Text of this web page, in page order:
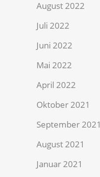
August 2022
Juli 2022
Juni 2022
Mai 2022
April 2022
Oktober 2021
September 2021
August 2021
Januar 2021